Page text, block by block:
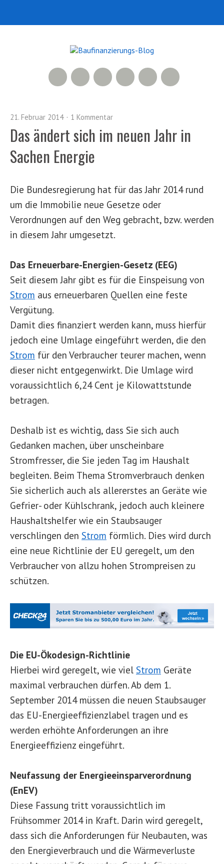
Facebook
500px
LinkedIn
Xing
RSS Feed
21. Februar 2014 1 Kommentar
Das ändert sich im neuen Jahr in
Sachen Energie
Die Bundesregierung hat für das Jahr 2014 rund
um die Immobilie neue Gesetze oder
Verordnungen auf den Weg gebracht, bzw. werden
in diesem Jahr umgesetzt.
Das Erneuerbare-Energien-Gesetz (EEG)
Seit diesem Jahr gibt es für die Einspeisung von
Strom aus erneuerbaren Quellen eine feste
Vergütung.
Damit dies finanziert werden kann, muss hierfür
jedoch eine Umlage eingeführt werden, die den
Strom für den Verbraucher teurer machen, wenn
dieser nicht entgegenwirkt. Die Umlage wird
voraussichtlich 6,24 Cent je Kilowattstunde
betragen.
Deshalb ist es wichtig, dass Sie sich auch
Gedanken machen, über unscheinbare
Stromfresser, die Sie jeden Tag im Haushalt
begleiten. Beim Thema Stromverbrauch denken
Sie sicherlich auch als allererstes an Geräte wie
Gefrier- oder Kühlschrank, jedoch auch kleinere
Haushaltshelfer wie ein Staubsauger
verschlingen den Strom förmlich. Dies wird durch
eine neue Richtlinie der EU geregelt, um den
Verbraucher von allzu hohen Strompreisen zu
schützen.
Die EU-Ökodesign-Richtlinie
Hierbei wird geregelt, wie viel Strom Geräte
maximal verbrauchen dürfen. Ab dem 1.
September 2014 müssen die neuen Staubsauger
das EU-Energieeffizienzlabel tragen und es
werden erhöhte Anforderungen an ihre
Energieeffizienz eingeführt.
Neufassung der Energieeinsparverordnung
(EnEV)
Diese Fassung tritt voraussichtlich im
Frühsommer 2014 in Kraft. Darin wird geregelt,
dass sich die Anforderungen für Neubauten, was
den Energieverbrauch und die Wärmeverluste